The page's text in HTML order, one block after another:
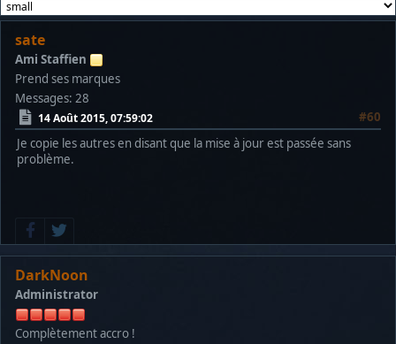
sate
Ami Staffien
Prend ses marques
Messages: 28
14 Août 2015, 07:59:02
#60
Je copie les autres en disant que la mise à jour est passée sans
problème.
DarkNoon
Administrator
Complètement accro !